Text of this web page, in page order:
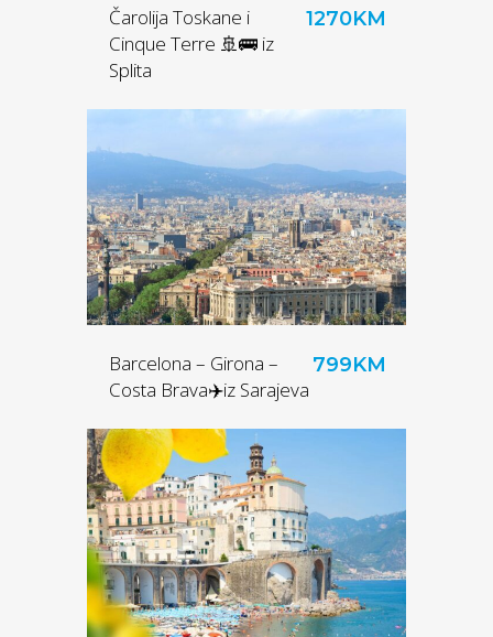
Čarolija Toskane i
Cinque Terre 🚢🚌 iz
Splita
1270KM
Barcelona – Girona –
Costa Brava✈️iz Sarajeva
799KM